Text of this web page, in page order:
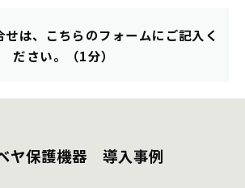
は、こちらのフォームにご記入く
ださい。（1分）
ヤ保護機器　導入事例